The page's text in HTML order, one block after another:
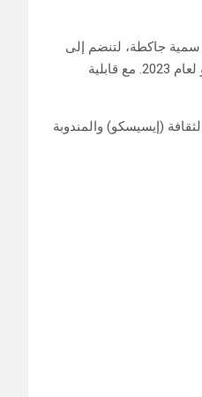
سمية جاكطة، لتنضم إلى
الهيئة الاستشارية للمركز، بحيث تمارس مهام منصبها منذ يوم 28 من يوليو لعام 2022 حتى يوم 27 يوليو لعام 2023. مع قابلية
(إيسيسكو) والمندوبة